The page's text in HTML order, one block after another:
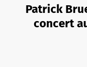
Patrick
concert